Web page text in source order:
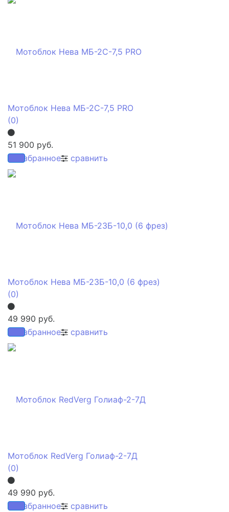
избранное сравнить
Мотоблок Нева МБ-2С-7,5 PRO
(0)
51 900 руб.
избранное сравнить
Мотоблок Нева МБ-23Б-10,0 (6 фрез)
(0)
49 990 руб.
избранное сравнить
Мотоблок RedVerg Голиаф-2-7Д
(0)
49 990 руб.